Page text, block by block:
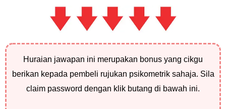
Huraian jawapan ini merupakan bonus yang cikgu
berikan kepada pembeli rujukan psikometrik sahaja. Sila
claim password dengan klik butang di bawah ini.